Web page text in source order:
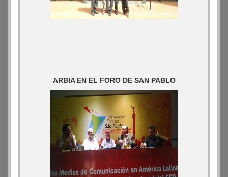
ARBIA EN EL FORO DE SAN PABLO